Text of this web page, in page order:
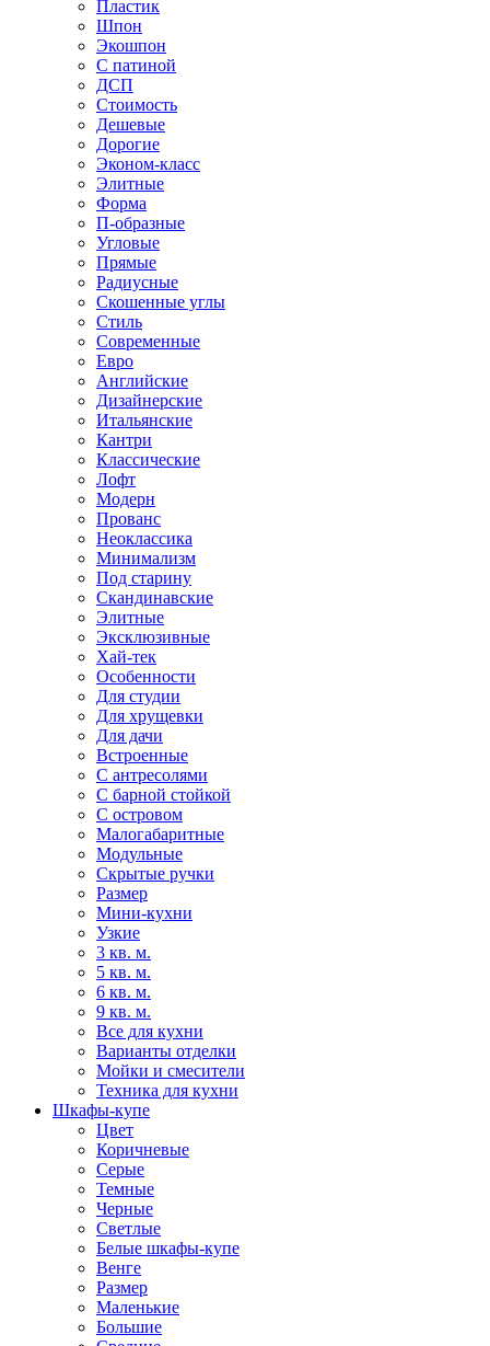
Пластик
Шпон
Экошпон
С патиной
ДСП
Стоимость
Дешевые
Дорогие
Эконом-класс
Элитные
Форма
П-образные
Угловые
Прямые
Радиусные
Скошенные углы
Стиль
Современные
Евро
Английские
Дизайнерские
Итальянские
Кантри
Классические
Лофт
Модерн
Прованс
Неоклассика
Минимализм
Под старину
Скандинавские
Элитные
Эксклюзивные
Хай-тек
Особенности
Для студии
Для хрущевки
Для дачи
Встроенные
С антресолями
С барной стойкой
С островом
Малогабаритные
Модульные
Скрытые ручки
Размер
Мини-кухни
Узкие
3 кв. м.
5 кв. м.
6 кв. м.
9 кв. м.
Все для кухни
Варианты отделки
Мойки и смесители
Техника для кухни
Шкафы-купе
Цвет
Коричневые
Серые
Темные
Черные
Светлые
Белые шкафы-купе
Венге
Размер
Маленькие
Большие